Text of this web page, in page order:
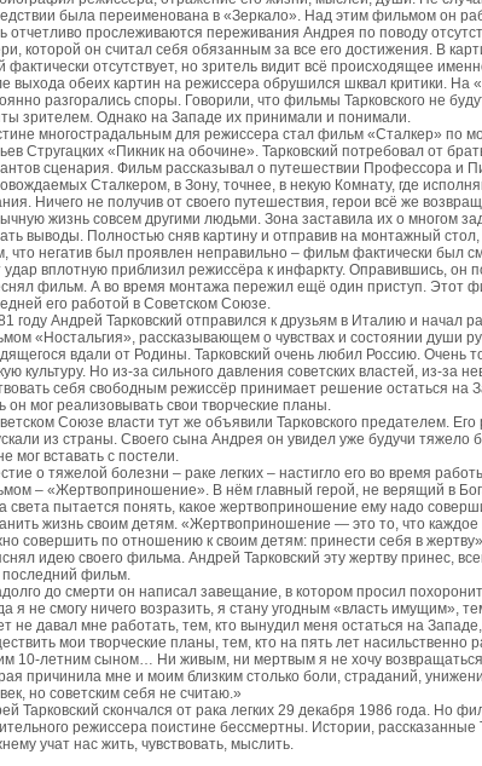
была переименована в «Зеркало». Над этим фильмом он
отчетливо прослеживаются переживания Андрея по поводу
которой он считал себя обязанным за все его достижения. В
фактически отсутствует, но зритель видит всё происходящее
выхода обеих картин на режиссера обрушился шквал критики. На
разгорались споры. Говорили, что фильмы Тарковского не
зрителем. Однако на Западе их принимали и понимали.
многострадальным для режиссера стал фильм «Сталкер» по
Стругацких «Пикник на обочине». Тарковский потребовал от
сценария. Фильм рассказывал о путешествии Профессора и
Сталкером, в Зону, точнее, в некую Комнату, где
Ничего не получив от своего путешествия, герои всё же
жизнь совсем другими людьми. Зона заставила их о многом
выводы. Полностью сняв картину и отправив на монтажный стол,
что негатив был проявлен неправильно – фильм фактически был
удар вплотную приблизил режиссёра к инфаркту. Оправившись, он
фильм. А во время монтажа пережил ещё один приступ. Этот
его работой в Советском Союзе.
году Андрей Тарковский отправился к друзьям в Италию и начал
«Ностальгия», рассказывающем о чувствах и состоянии души
вдали от Родины. Тарковский очень любил Россию. Очень
культуру. Но из-за сильного давления советских властей, из-за
себя свободным режиссёр принимает решение остаться на
он мог реализовывать свои творческие планы.
Союзе власти тут же объявили Тарковского предателем.
из страны. Своего сына Андрея он увидел уже будучи тяжело
мог вставать с постели.
о тяжелой болезни – раке легких – настигло его во время
– «Жертвоприношение». В нём главный герой, не верящий в
света пытается понять, какое жертвоприношение ему надо
жизнь своим детям. «Жертвоприношение — это то, что каждое
совершить по отношению к своим детям: принести себя в
идею своего фильма. Андрей Тарковский эту жертву принес,
последний фильм.
до смерти он написал завещание, в котором просил
я не смогу ничего возразить, я стану угодным «власть имущим»,
не давал мне работать, тем, кто вынудил меня остаться на
мои творческие планы, тем, кто на пять лет насильственно
10-летним сыном… Ни живым, ни мертвым я не хочу возвращаться
причинила мне и моим близким столько боли, страданий,
но советским себя не считаю.»
Тарковский скончался от рака легких 29 декабря 1986 года. Но
режиссера поистине бессмертны. Истории, рассказанные
учат нас жить, чувствовать, мыслить.